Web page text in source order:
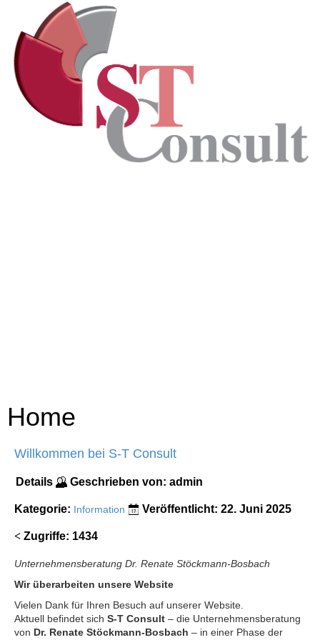
Home
Willkommen bei S-T Consult
Details Geschrieben von: admin
Kategorie: Information Veröffentlicht: 22. Juni 2025
Zugriffe: 1434
Unternehmensberatung Dr. Renate Stöckmann-Bosbach
Wir überarbeiten unsere Website
Vielen Dank für Ihren Besuch auf unserer Website.
Aktuell befindet sich S-T Consult – die Unternehmensberatung
von Dr. Renate Stöckmann-Bosbach – in einer Phase der